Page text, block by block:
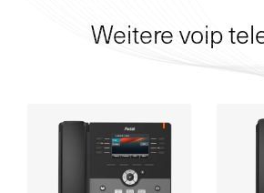
Weitere voip